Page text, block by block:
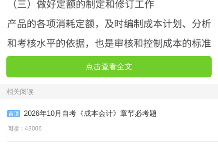
点击查看全文
相关阅读
2026年10月自考《成本会计》章节必考题
阅读：43006